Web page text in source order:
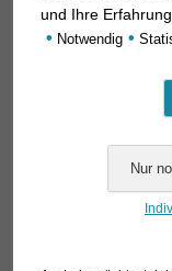
und Ihre
• Notwendig •